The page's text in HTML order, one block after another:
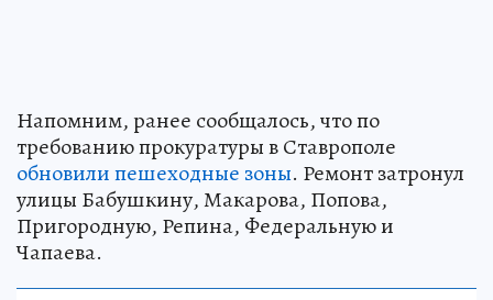
Напомним, ранее сообщалось, что по
требованию прокуратуры в Ставрополе
обновили пешеходные зоны. Ремонт затронул
улицы Бабушкину, Макарова, Попова,
Пригородную, Репина, Федеральную и
Чапаева.